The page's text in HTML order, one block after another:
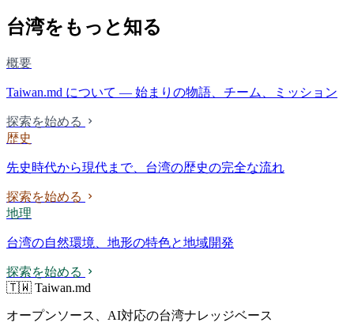
台湾をもっと知る
概要
Taiwan.md について — 始まりの物語、チーム、ミッション
探索を始める
歴史
先史時代から現代まで、台湾の歴史の完全な流れ
探索を始める
地理
台湾の自然環境、地形の特色と地域開発
探索を始める
🇹🇼 Taiwan.md
オープンソース、AI対応の台湾ナレッジベース